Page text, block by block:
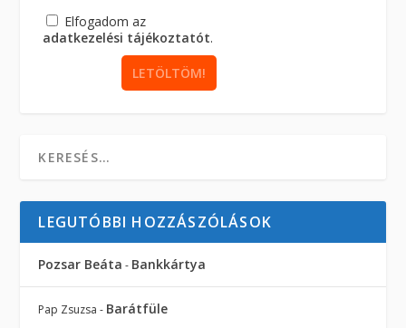
Elfogadom az
adatkezelési tájékoztatót.
LEGUTÓBBI HOZZÁSZÓLÁSOK
Pozsar Beáta - Bankkártya
Pap Zsuzsa - Barátfüle